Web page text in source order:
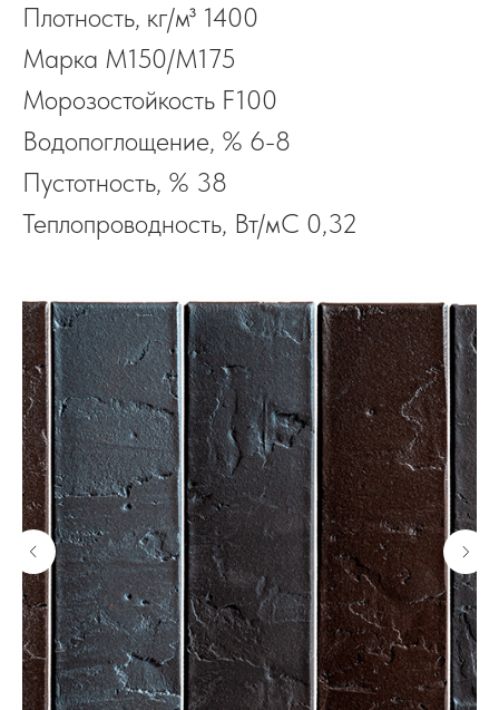
Плотность, кг/м³ 1400
Марка М150/M175
Морозостойкость F100
Водопоглощение, % 6-8
Пустотность, % 38
Теплопроводность, Вт/мС 0,32